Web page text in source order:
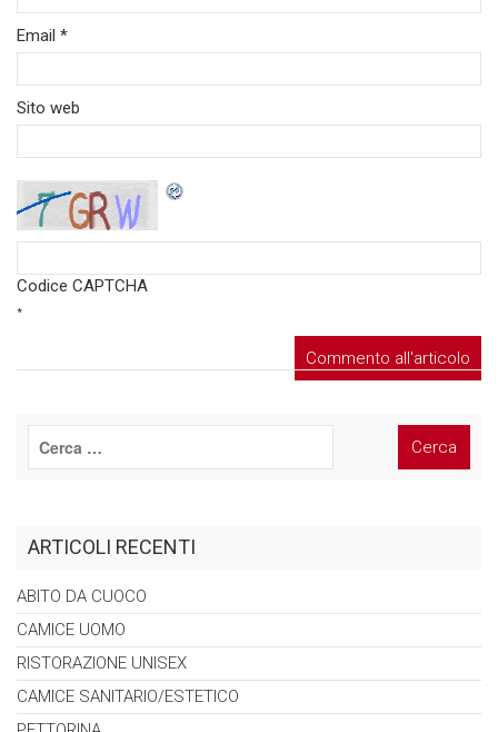
Email *
Sito web
Codice CAPTCHA
*
ARTICOLI RECENTI
ABITO DA CUOCO
CAMICE UOMO
RISTORAZIONE UNISEX
CAMICE SANITARIO/ESTETICO